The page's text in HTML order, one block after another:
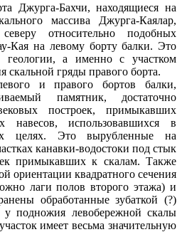
Джурга-Бахчи, находящиеся на
массива Джурга-Каялар,
относительно подобных
Кая на левому борту балки. Это
геологии, а именно с участком
скальной гряды правого борта.
и правого бортов балки,
памятник, достаточно
построек, примыкавших
использовавшихся в
целях. Это вырубленные на
канавки-водостоки под стык
примыкавших к скалам. Также
ориентации квадратного сечения
лаги полов второго этажа) и
обработанные зубаткой (?)
подножия левобережной скалы
имеет весьма значительную